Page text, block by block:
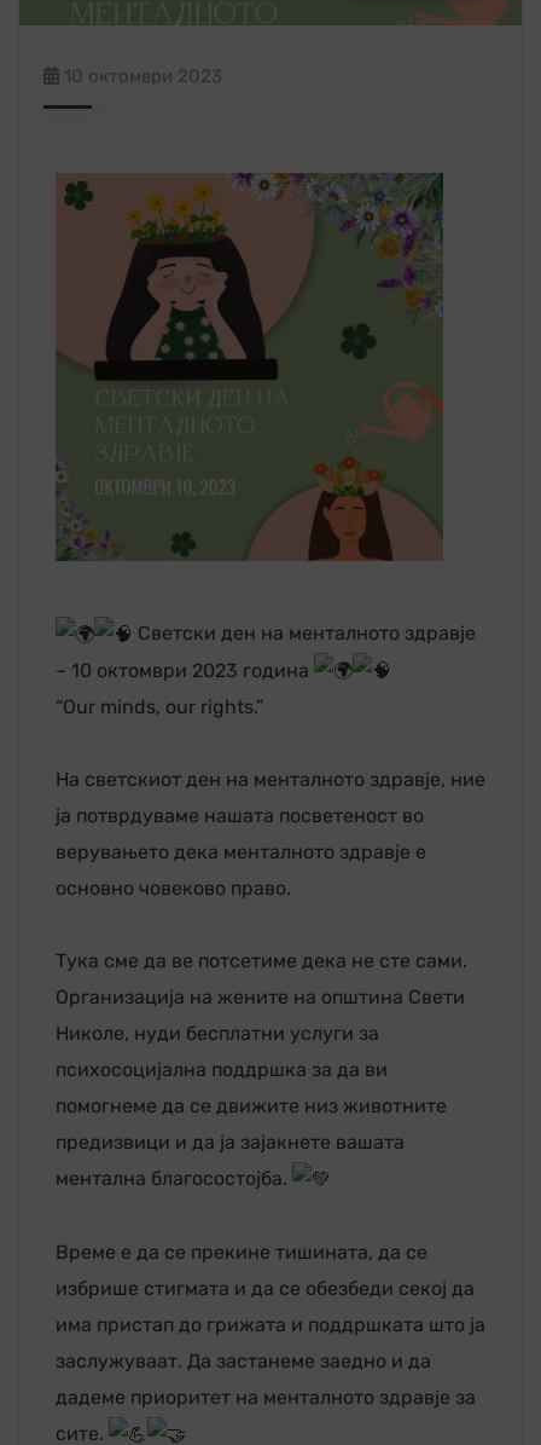
10 октомври 2023
Светски ден на менталното здравје
– 10 октомври 2023 година
“Our minds, our rights.”
На светскиот ден на менталното здравје, ние
ја потврдуваме нашата посветеност во
верувањето дека менталното здравје е
основно човеково право.
Тука сме да ве потсетиме дека не сте сами.
Организација на жените на општина Свети
Николе, нуди бесплатни услуги за
психосоцијална поддршка за да ви
помогнеме да се движите низ животните
предизвици и да ја зајакнете вашата
ментална благосостојба.
Време е да се прекине тишината, да се
избрише стигмата и да се обезбеди секој да
има пристап до грижата и поддршката што ја
заслужуваат. Да застанеме заедно и да
дадеме приоритет на менталното здравје за
сите.